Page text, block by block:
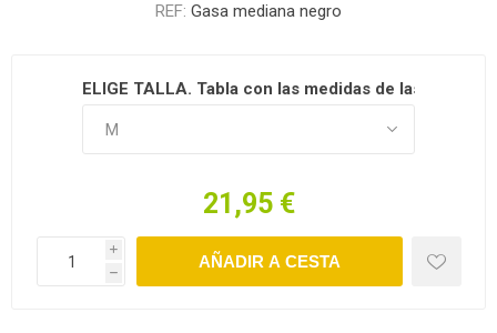
REF: Gasa mediana negro
ELIGE TALLA. Tabla con las medidas de las tallas
21,95 €
i
h